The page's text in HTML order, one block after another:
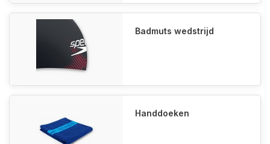
Badmuts wedstrijd
Handdoeken